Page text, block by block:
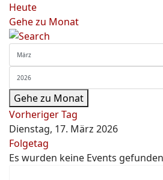
Heute
Gehe zu Monat
Gehe zu Monat
Vorheriger Tag
Dienstag, 17. März 2026
Folgetag
Es wurden keine Events gefunden